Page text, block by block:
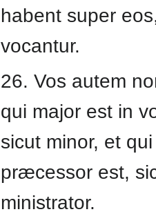
habent super
vocantur.
26. Vos autem
qui major est in
sicut minor, et qui
præcessor est,
ministrator.